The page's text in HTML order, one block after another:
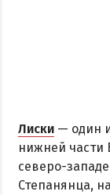
Лиски — один
нижней части
северо-
Степанянца,